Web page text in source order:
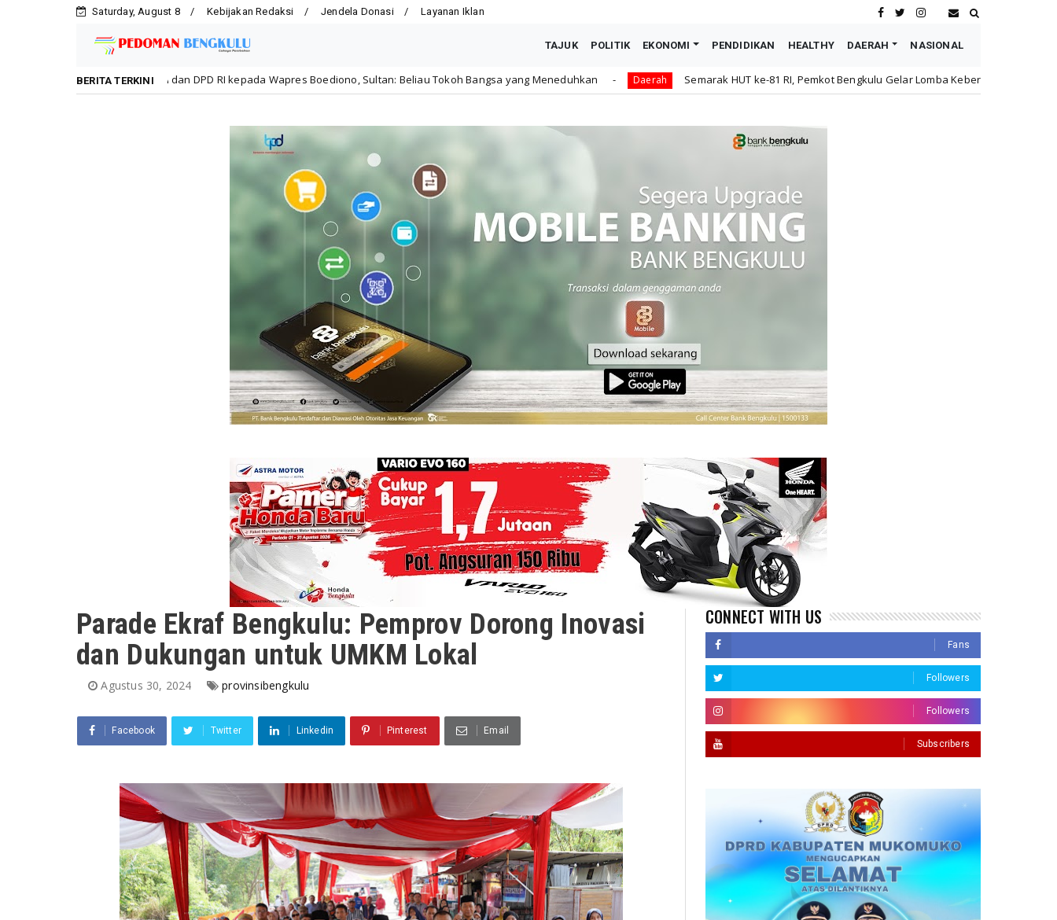
Saturday, August 8 Kebijakan Redaksi Jendela Donasi Layanan Iklan
TAJUK POLITIK EKONOMI PENDIDIKAN HEALTHY DAERAH NASIONAL
BERITA TERKINI
RI dan DPD RI kepada Wapres Boediono, Sultan: Beliau Tokoh Bangsa yang Meneduhkan Daerah Semarak HUT ke-81 RI, Pemkot Bengkulu Gelar Lomba Kebersihan Kantor Antar OPD
Parade Ekraf Bengkulu: Pemprov Dorong Inovasi
dan Dukungan untuk UMKM Lokal
Agustus 30, 2024 provinsibengkulu
Facebook Twitter Linkedin Pinterest Email
CONNECT WITH US
Fans
Followers
Followers
Subscribers